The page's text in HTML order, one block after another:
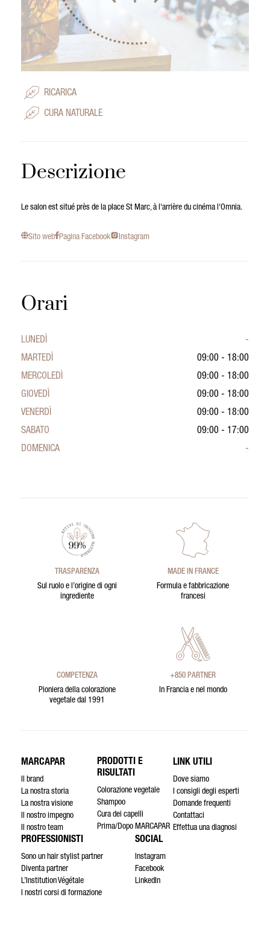
RICARICA
CURA NATURALE
Descrizione
Le salon est situé près de la place St Marc, à l'arrière du cinéma l'Omnia.
Sito web Pagina Facebook Instagram
Orari
LUNEDÌ
-
MARTEDÌ
09:00 - 18:00
MERCOLEDÌ
09:00 - 18:00
GIOVEDÌ
09:00 - 18:00
VENERDÌ
09:00 - 18:00
SABATO
09:00 - 17:00
DOMENICA
-
TRASPARENZA
Sul ruolo e l’origine di ogni
ingrediente
MADE IN FRANCE
Formula e fabbricazione
francesi
COMPETENZA
Pioniera della colorazione
vegetale dal 1991
+850 PARTNER
In Francia e nel mondo
MARCAPAR
Il brand
La nostra storia
La nostra visione
Il nostro impegno
Il nostro team
PRODOTTI E
RISULTATI
Colorazione vegetale
Shampoo
Cura dei capelli
Prima/Dopo MARCAPAR
LINK UTILI
Dove siamo
I consigli degli esperti
Domande frequenti
Contattaci
Effettua una diagnosi
PROFESSIONISTI
Sono un hair stylist partner
Diventa partner
L’Institution Végétale
I nostri corsi di formazione
SOCIAL
Instagram
Facebook
LinkedIn